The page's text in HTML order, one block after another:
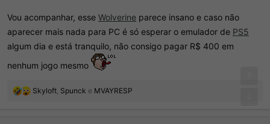
Vou acompanhar, esse Wolverine parece insano e caso não
aparecer mais nada para PC é só esperar o emulador de PS5
algum dia e está tranquilo, não consigo pagar R$ 400 em
nenhum jogo mesmo
R
Skyloft Spunck e MVAYRESP